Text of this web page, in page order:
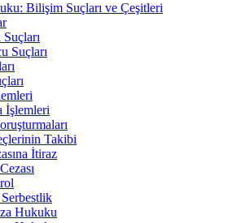
Bilişim Suçları ve Çeşitleri
Suçları
İşlemleri
Takibi
İtiraz
Hukuku